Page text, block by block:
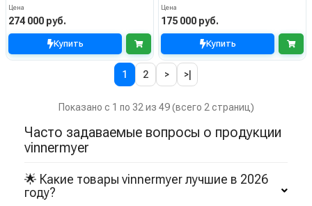
Цена
274 000 руб.
Купить
Цена
175 000 руб.
Купить
1 2 > >|
Показано с 1 по 32 из 49 (всего 2 страниц)
Часто задаваемые вопросы о продукции
vinnermyer
🌟 Какие товары vinnermyer лучшие в 2026
году?